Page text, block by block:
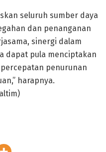
seluruh sumber daya
dan penanganan
sinergi dalam
dapat pula menciptakan
penurunan
harapnya.